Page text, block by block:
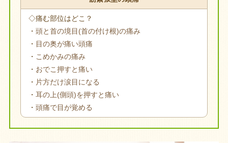
◇痛む部位はどこ？
・ 頭と首の境目(首の付け根)の痛み
・ 目の奥が痛い頭痛
・ こめかみの痛み
・ おでこ押すと痛い
・ 片方だけ涙目になる
・ 耳の上(側頭)を押すと痛い
・ 頭痛で目が覚める